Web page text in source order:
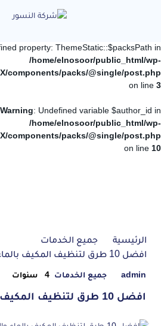
property: ThemeStatic::$packsPath in
/home/elnosoor/public_html/wp-
components/packs/@single/post.php
on line 3
Warning: Undefined variable $author_id in
/home/elnosoor/public_html/wp-
components/packs/@single/post.php
on line 10
الرئيسية
جميع الخدمات
افضل 10 طرق لتنظيف المكيف بالماء والخل
admin جميع الخدمات 4 سنوات
افضل 10 طرق لتنظيف المكيف بالماء والخل